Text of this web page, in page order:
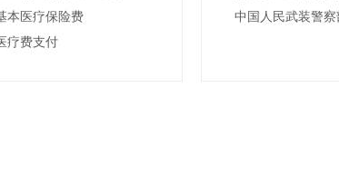
本医疗保险费
疗费支付